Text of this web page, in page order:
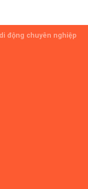
động chuyên nghiệp